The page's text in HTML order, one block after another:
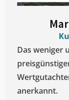
Das weniger
anerkannt.